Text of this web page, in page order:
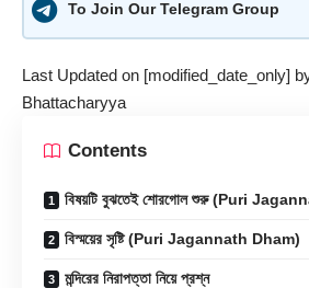
To Join Our Telegram Group
Last Updated on [modified_date_only]
Bhattacharyya
Contents
বিষয়টি বুঝতেই শোরগোল শুরু (Puri
বিস্ময়ের সৃষ্টি (Puri Jagannath Dham)
মন্দিরের নিরাপত্তা নিয়ে প্রশ্ন